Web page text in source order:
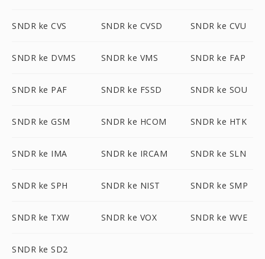
SNDR ke CVS SNDR ke CVSD SNDR ke CVU
SNDR ke DVMS SNDR ke VMS SNDR ke FAP
SNDR ke PAF SNDR ke FSSD SNDR ke SOU
SNDR ke GSM SNDR ke HCOM SNDR ke HTK
SNDR ke IMA SNDR ke IRCAM SNDR ke SLN
SNDR ke SPH SNDR ke NIST SNDR ke SMP
SNDR ke TXW SNDR ke VOX SNDR ke WVE
SNDR ke SD2